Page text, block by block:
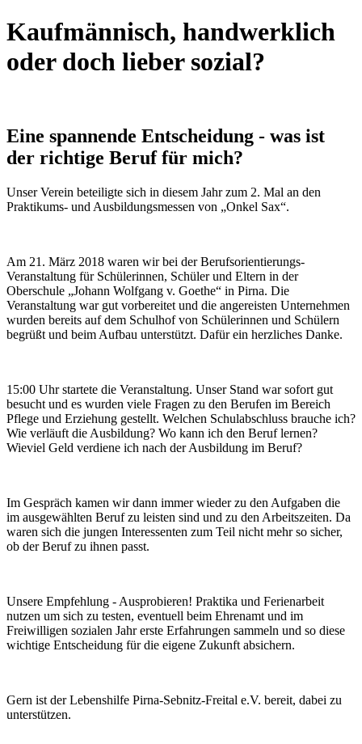
Kaufmännisch, handwerklich
oder doch lieber sozial?
Eine spannende Entscheidung - was ist
der richtige Beruf für mich?
Unser Verein beteiligte sich in diesem Jahr zum 2. Mal an den
Praktikums- und Ausbildungsmessen von „Onkel Sax“.
Am 21. März 2018 waren wir bei der Berufsorientierungs-
Veranstaltung für Schülerinnen, Schüler und Eltern in der
Oberschule „Johann Wolfgang v. Goethe“ in Pirna. Die
Veranstaltung war gut vorbereitet und die angereisten Unternehmen
wurden bereits auf dem Schulhof von Schülerinnen und Schülern
begrüßt und beim Aufbau unterstützt. Dafür ein herzliches Danke.
15:00 Uhr startete die Veranstaltung. Unser Stand war sofort gut
besucht und es wurden viele Fragen zu den Berufen im Bereich
Pflege und Erziehung gestellt. Welchen Schulabschluss brauche ich?
Wie verläuft die Ausbildung? Wo kann ich den Beruf lernen?
Wieviel Geld verdiene ich nach der Ausbildung im Beruf?
Im Gespräch kamen wir dann immer wieder zu den Aufgaben die
im ausgewählten Beruf zu leisten sind und zu den Arbeitszeiten. Da
waren sich die jungen Interessenten zum Teil nicht mehr so sicher,
ob der Beruf zu ihnen passt.
Unsere Empfehlung - Ausprobieren! Praktika und Ferienarbeit
nutzen um sich zu testen, eventuell beim Ehrenamt und im
Freiwilligen sozialen Jahr erste Erfahrungen sammeln und so diese
wichtige Entscheidung für die eigene Zukunft absichern.
Gern ist der Lebenshilfe Pirna-Sebnitz-Freital e.V. bereit, dabei zu
unterstützen.